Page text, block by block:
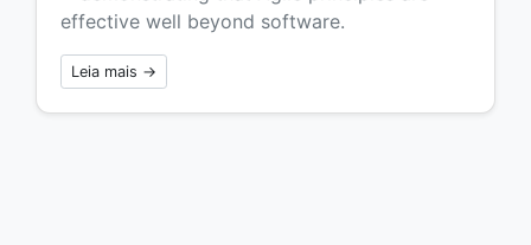
effective well beyond software.
Leia mais →